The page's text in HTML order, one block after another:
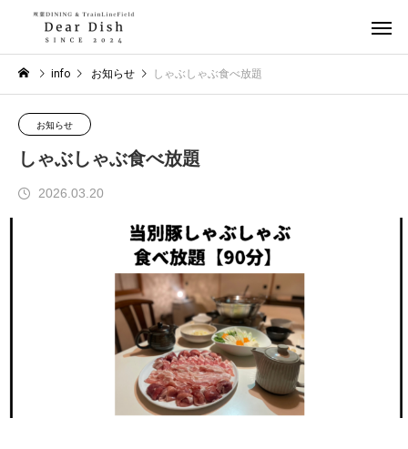
info お知らせ しゃぶしゃぶ食べ放題
お知らせ
しゃぶしゃぶ食べ放題
2026.03.20